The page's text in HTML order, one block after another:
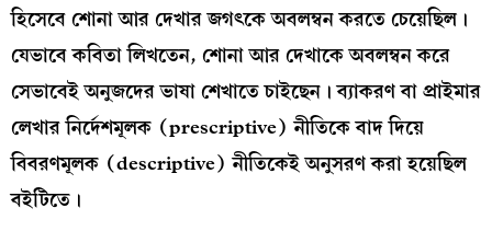
হিসেবে শোনা আর দেখার জগৎকে অবলম্বন করতে চেয়েছিল।
যেভাবে কবিতা লিখতেন, শোনা আর দেখাকে অবলম্বন করে
সেভাবেই অনুজদের ভাষা শেখাতে চাইছেন। ব্যাকরণ বা প্রাইমার
লেখার নির্দেশমূলক (prescriptive) নীতিকে বাদ দিয়ে
বিবরণমূলক (descriptive) নীতিকেই অনুসরণ করা হয়েছিল
বইটিতে।